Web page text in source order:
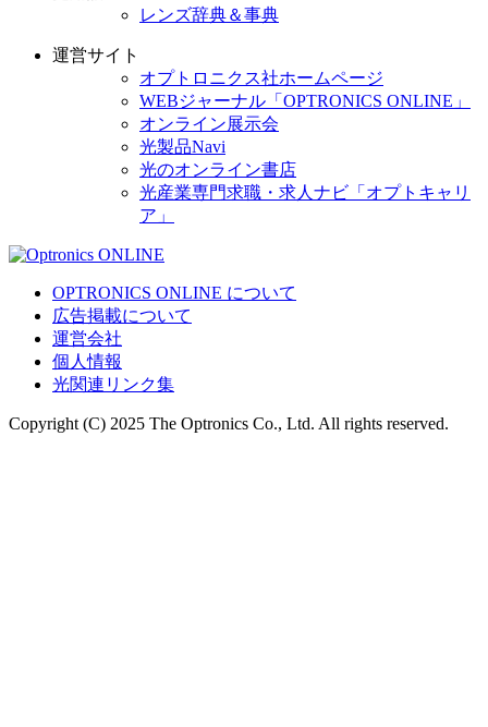
レンズ辞典＆事典
運営サイト
オプトロニクス社ホームページ
WEBジャーナル「OPTRONICS ONLINE」
オンライン展示会
光製品Navi
光のオンライン書店
光産業専門求職・求人ナビ「オプトキャリ
ア」
OPTRONICS ONLINE について
広告掲載について
運営会社
個人情報
光関連リンク集
Copyright (C) 2025 The Optronics Co., Ltd. All rights reserved.